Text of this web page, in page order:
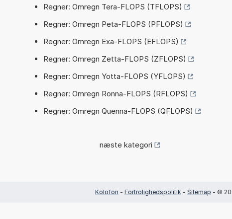
Regner: Omregn Tera-FLOPS (TFLOPS)
Regner: Omregn Peta-FLOPS (PFLOPS)
Regner: Omregn Exa-FLOPS (EFLOPS)
Regner: Omregn Zetta-FLOPS (ZFLOPS)
Regner: Omregn Yotta-FLOPS (YFLOPS)
Regner: Omregn Ronna-FLOPS (RFLOPS)
Regner: Omregn Quenna-FLOPS (QFLOPS)
næste kategori
Kolofon - Fortrolighedspolitik - Sitemap - ©